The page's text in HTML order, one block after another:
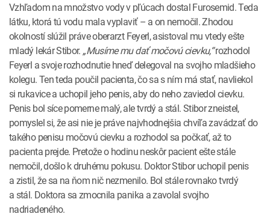
Vzhľadom na množstvo vody v pľúcach dostal Furosemid. Teda
látku, ktorá tú vodu mala vyplaviť – a on nemočil. Zhodou
okolností slúžil práve oberarzt Feyerl, asistoval mu vtedy ešte
mladý lekár Stibor. „Musíme mu dať močovú cievku,“rozhodol
Feyerl a svoje rozhodnutie hneď delegoval na svojho mladšieho
kolegu. Ten teda poučil pacienta, čo sa s ním má stať, navliekol
si rukavice a uchopil jeho penis, aby do neho zaviedol cievku.
Penis bol síce pomerne malý, ale tvrdý a stál. Stibor zneistel,
pomyslel si, že asi nie je práve najvhodnejšia chvíľa zavádzať do
takého penisu močovú cievku a rozhodol sa počkať, až to
pacienta prejde. Pretože o hodinu neskôr pacient ešte stále
nemočil, došlo k druhému pokusu. Doktor Stibor uchopil penis
a zistil, že sa na ňom nič nezmenilo. Bol stále rovnako tvrdý
a stál. Doktora sa zmocnila panika a zavolal svojho
nadriadeného.